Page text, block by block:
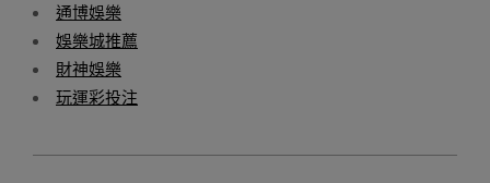
通博娛樂
娛樂城推薦
財神娛樂
玩運彩投注